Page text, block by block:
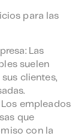
para las
Las
suelen
clientes,
empleados
que
con la